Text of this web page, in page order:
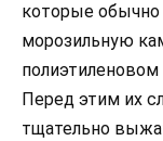
которые
морозильную
полиэтиленовом
Перед этим их
тщательно